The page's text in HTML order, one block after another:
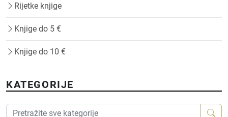
Rijetke knjige
Knjige do 5 €
Knjige do 10 €
KATEGORIJE